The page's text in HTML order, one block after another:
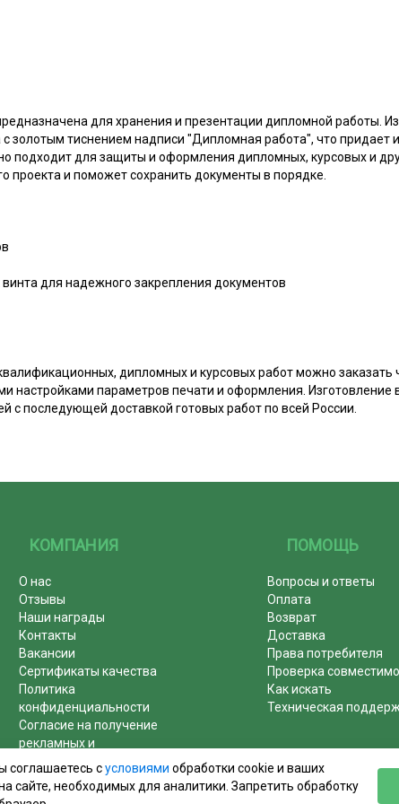
для хранения и презентации дипломной работы.
с золотым тиснением надписи "Дипломная работа", что
подходит для защиты и оформления дипломных, курсовых и
проекта и поможет сохранить документы в порядке.
для надежного закрепления документов
дипломных и курсовых работ можно
настройками параметров печати и оформления. Изготовление
с последующей доставкой готовых работ по всей России.
КОМПАНИЯ
О нас
Отзывы
Наши награды
Контакты
Вакансии
Сертификаты качества
Политика
конфиденциальности
Согласие на получение
рекламных и
информационных рассылок
Почему журналы покупают у
ПОМОЩЬ
Вопросы и ответы
Оплата
Возврат
Доставка
Права потребителя
Проверка
Как искать
Техническая
соглашаетесь сусловиями обработки cookie и ваших
сайте, необходимых для аналитики. Запретить обработку